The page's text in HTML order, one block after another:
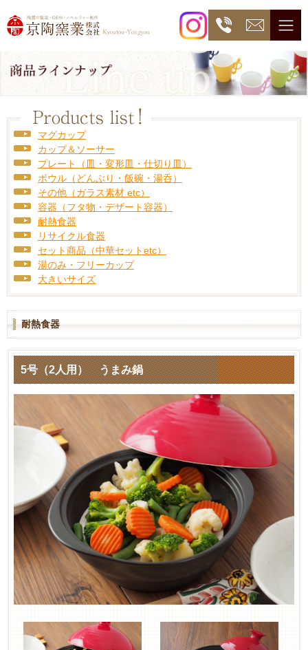
マグカップ
カップ＆ソーサー
プレート（皿・変形皿・仕切り皿）
ボウル（どんぶり・飯碗・湯呑）
その他（ガラス素材 etc）
容器（フタ物・デザート容器）
耐熱食器
リサイクル食器
セット商品（中華セットetc）
湯のみ・フリーカップ
大きいサイズ
耐熱食器
5号（2人用） うまみ鍋